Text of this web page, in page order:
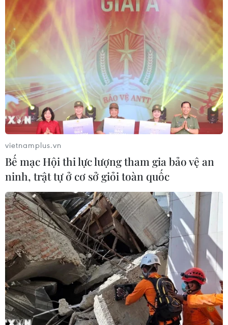
vietnamplus.vn
Bế mạc Hội thi lực lượng tham gia bảo vệ an
ninh, trật tự ở cơ sở giỏi toàn quốc